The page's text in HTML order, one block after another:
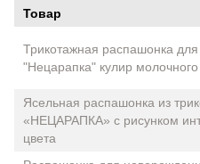
Товар
Трикотажная распашонка
"Нецарапка" кулир молочного
Ясельная распашонка из
«НЕЦАРАПКА» ​​с рисунком
цвета